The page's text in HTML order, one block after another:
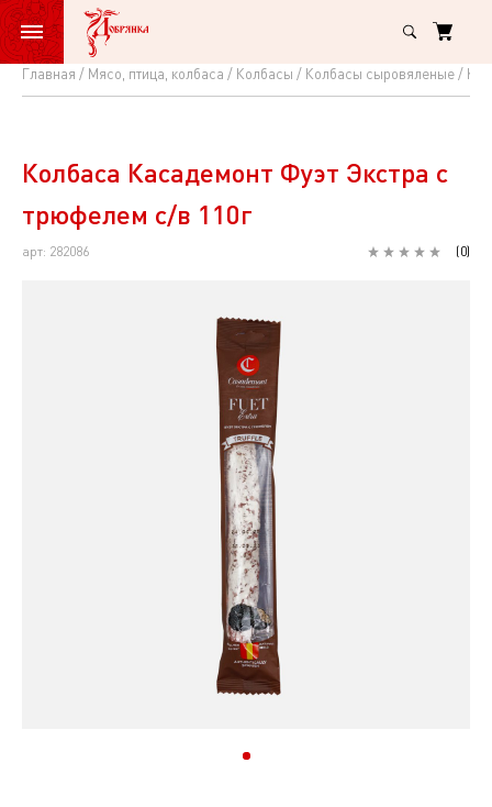
Главная Мясо, птица, колбаса Колбасы Колбасы сыровяленые
Колбаса
Фуэт
Экстра
Колбаса Касадемонт Фуэт Экстра с
трюфелем с/в 110г
арт: 282086 (0)